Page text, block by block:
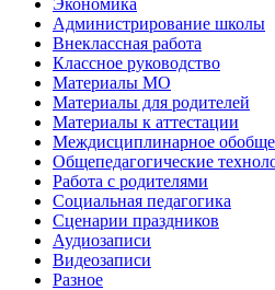
Администрирование школы
Внеклассная работа
Классное руководство
Материалы МО
Материалы для родителей
Материалы к аттестации
Междисциплинарное
Общепедагогические
Работа с родителями
Социальная педагогика
Сценарии праздников
Аудиозаписи
Видеозаписи
Разное